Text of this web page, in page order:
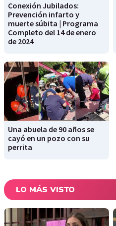
Conexión Jubilados:
Prevención infarto y
muerte súbita | Programa
Completo del 14 de enero
de 2024
Una abuela de 90 años se
cayó en un pozo con su
perrita
LO MÁS VISTO